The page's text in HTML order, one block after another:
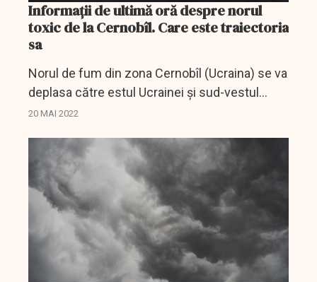
Informaţii de ultimă oră despre norul
toxic de la Cernobîl. Care este traiectoria
sa
Norul de fum din zona Cernobîl (Ucraina) se va
deplasa către estul Ucrainei şi sud-vestul
Rusiei, în perioada 20 - 22 mai 2022, având în
dinspre...
20 MAI 2022